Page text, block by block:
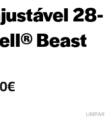
28-
Beast
€
LIMPAR